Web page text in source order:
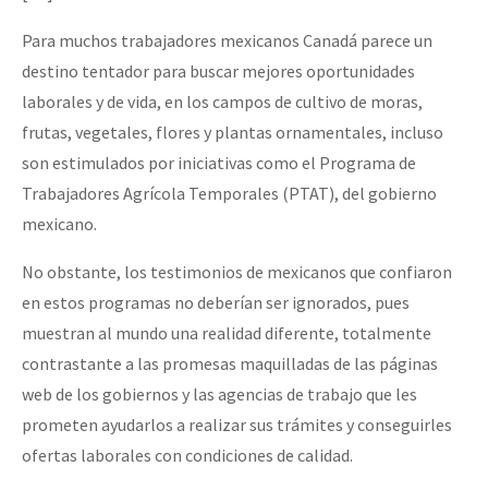
La Sexta
AutonomÍa y Resistencia
Migración
Presos
Mujeres
ETIQUETAS
MULTIMEDIA
[CDMX – 20 julio] Jornadas globales por la libertad de Jesús
“Sonhando a Terra do Bem Virá” se publica no Estado Espanhol
Se o México sabe, que o mundo saiba! Nossas lutas pela
[25 abr – CDMX] Tokín por el CNI: 30 años de Resistencia y
Para muchos trabajadores mexicanos Canadá parece un
destino tentador para buscar mejores oportunidades
laborales y de vida, en los campos de cultivo de moras,
frutas, vegetales, flores y plantas ornamentales, incluso
son estimulados por iniciativas como el Programa de
Trabajadores Agrícola Temporales (PTAT), del gobierno
mexicano.
No obstante, los testimonios de mexicanos que confiaron
en estos programas no deberían ser ignorados, pues
muestran al mundo una realidad diferente, totalmente
contrastante a las promesas maquilladas de las páginas
web de los gobiernos y las agencias de trabajo que les
prometen ayudarlos a realizar sus trámites y conseguirles
ofertas laborales con condiciones de calidad.